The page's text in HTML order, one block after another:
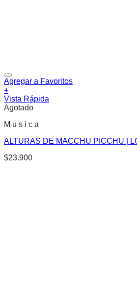
Agregar a Favoritos
+
Vista Rápida
Agotado
M u s i c a
ALTURAS DE MACCHU PICCHU |
$23.900